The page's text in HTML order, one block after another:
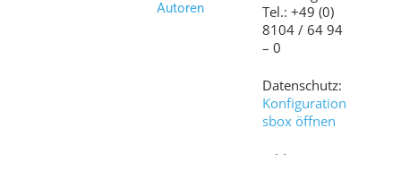
Autoren
Tel.: +49 (0)
8104 / 64 94
– 0
Datenschutz:
Konfiguration
sbox öffnen
Bilder: